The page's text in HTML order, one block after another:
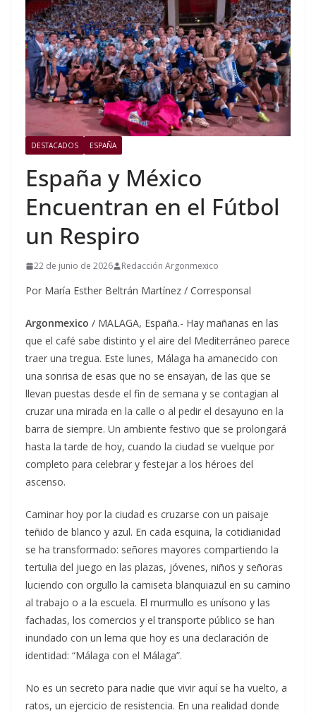
DESTACADOS ESPAÑA
España y México
Encuentran en el Fútbol
un Respiro
22 de junio de 2026 Redacción Argonmexico
Por María Esther Beltrán Martínez / Corresponsal
Argonmexico / MALAGA, España.- Hay mañanas en las
que el café sabe distinto y el aire del Mediterráneo parece
traer una tregua. Este lunes, Málaga ha amanecido con
una sonrisa de esas que no se ensayan, de las que se
llevan puestas desde el fin de semana y se contagian al
cruzar una mirada en la calle o al pedir el desayuno en la
barra de siempre. Un ambiente festivo que se prolongará
hasta la tarde de hoy, cuando la ciudad se vuelque por
completo para celebrar y festejar a los héroes del
ascenso.
Caminar hoy por la ciudad es cruzarse con un paisaje
teñido de blanco y azul. En cada esquina, la cotidianidad
se ha transformado: señores mayores compartiendo la
tertulia del juego en las plazas, jóvenes, niños y señoras
luciendo con orgullo la camiseta blanquiazul en su camino
al trabajo o a la escuela. El murmullo es unísono y las
fachadas, los comercios y el transporte público se han
inundado con un lema que hoy es una declaración de
identidad: “Málaga con el Málaga”.
No es un secreto para nadie que vivir aquí se ha vuelto, a
ratos, un ejercicio de resistencia. En una realidad donde